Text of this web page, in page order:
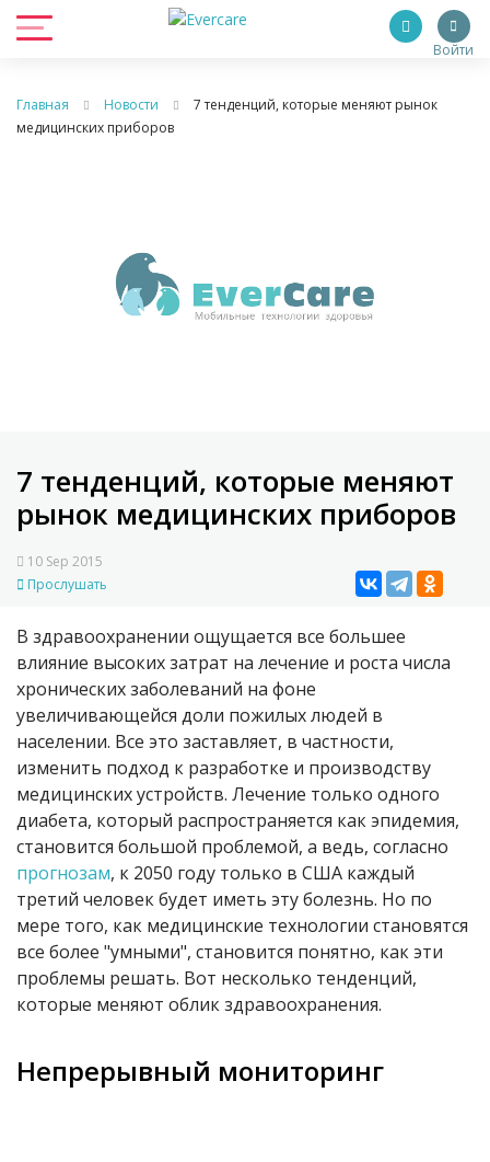
Войти
Главная Новости
7 тенденций, которые меняют рынок
медицинских приборов
7 тенденций, которые меняют
рынок медицинских приборов
10 Sep 2015
Прослушать
В здравоохранении ощущается все большее
влияние высоких затрат на лечение и роста числа
хронических заболеваний на фоне
увеличивающейся доли пожилых людей в
населении. Все это заставляет, в частности,
изменить подход к разработке и производству
медицинских устройств. Лечение только одного
диабета, который распространяется как эпидемия,
становится большой проблемой, а ведь, согласно
прогнозам, к 2050 году только в США каждый
третий человек будет иметь эту болезнь. Но по
мере того, как медицинские технологии становятся
все более "умными", становится понятно, как эти
проблемы решать. Вот несколько тенденций,
которые меняют облик здравоохранения.
Непрерывный мониторинг